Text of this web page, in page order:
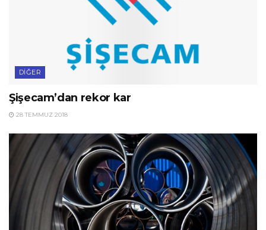
DIĞER
Şişecam’dan rekor kar
28 TEMMUZ 2018